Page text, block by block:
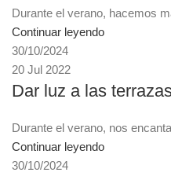
Durante el verano, hacemos
Continuar leyendo
30/10/2024
20 Jul 2022
Dar luz a las
Durante el verano, nos
Continuar leyendo
30/10/2024